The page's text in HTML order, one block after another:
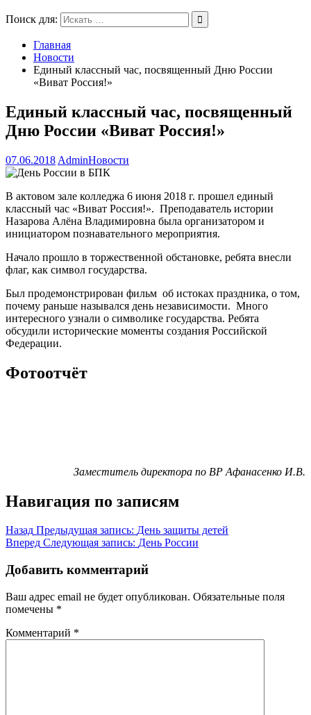
Поиск для:
Главная
Новости
Единый классный час, посвященный Дню России
«Виват Россия!»
Единый классный час, посвященный
Дню России «Виват Россия!»
07.06.2018 AdminНовости
В актовом зале колледжа 6 июня 2018 г. прошел единый
классный час «Виват Россия!». Преподаватель истории
Назарова Алёна Владимировна была организатором и
инициатором познавательного мероприятия.
Начало прошло в торжественной обстановке, ребята внесли
флаг, как символ государства.
Был продемонстрирован фильм об истоках праздника, о том,
почему раньше назывался день независимости. Много
интересного узнали о символике государства. Ребята
обсудили исторические моменты создания Российской
Федерации.
Фотоотчёт
Заместитель директора по ВР Афанасенко И.В.
Навигация по записям
Назад Предыдущая запись: День защиты детей
Вперед Следующая запись: День России
Добавить комментарий
Ваш адрес email не будет опубликован. Обязательные поля
помечены *
Комментарий *